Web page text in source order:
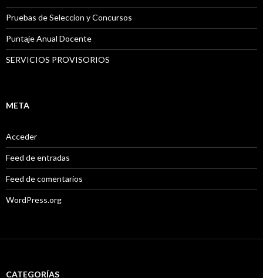
Pruebas de Seleccion y Concursos
Puntaje Anual Docente
SERVICIOS PROVISORIOS
META
Acceder
Feed de entradas
Feed de comentarios
WordPress.org
CATEGORÍAS